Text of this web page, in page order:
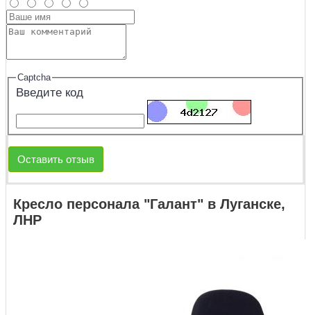
Captcha
Введите код
Оставить отзыв
Кресло персонала "Галант" в Луганске,
ЛНР